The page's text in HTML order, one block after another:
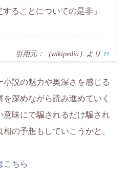
ることについての是非」
引用元：（wikipedia）より
説の魅力や奥深さを感じる
深めながら読み進めていく
意味にで騙されるだけ騙され
の予想もしていこうかと。
こちら